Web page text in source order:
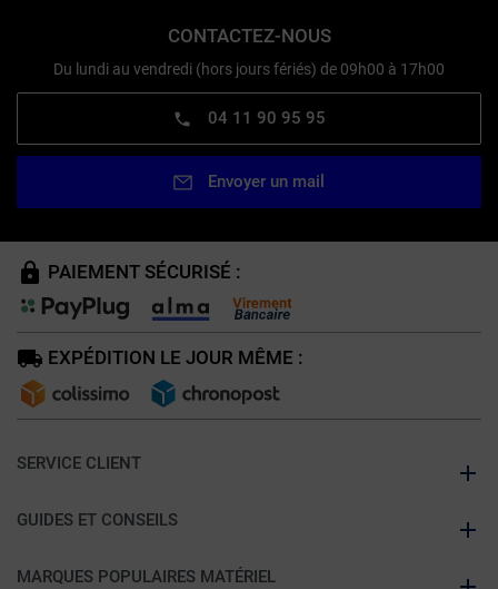
CONTACTEZ-NOUS
Du lundi au vendredi (hors jours fériés) de 09h00 à 17h00
04 11 90 95 95
Envoyer un mail
PAIEMENT SÉCURISÉ :
EXPÉDITION LE JOUR MÊME :
SERVICE CLIENT
GUIDES ET CONSEILS
MARQUES POPULAIRES MATÉRIEL